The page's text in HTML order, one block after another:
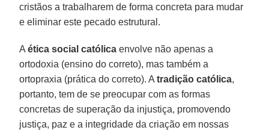
cristãos a trabalharem de forma concreta para mudar
e eliminar este pecado estrutural.
Aética social católica envolve não apenas a
ortodoxia (ensino do correto), mas também a
ortopraxia (prática do correto). Atradição católica,
portanto, tem de se preocupar com as formas
concretas de superação da injustiça, promovendo
justiça, paz e a integridade da criação em nossas